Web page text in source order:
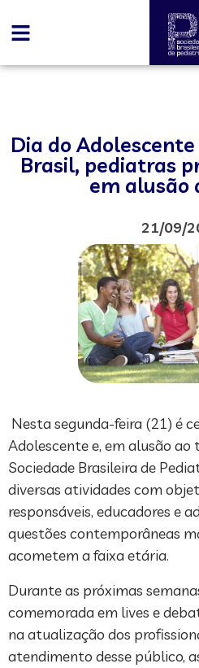
Dia do
Brasil, pediatras
em alusão
21/09/
Nesta segunda-feira (21) é
Adolescente e, em alusão ao
Sociedade Brasileira de
diversas atividades com
responsáveis, educadores e
questões contemporâneas
acometem a faixa etária.
Durante as próximas
comemorada em lives e
na atualização dos
atendimento desse público,